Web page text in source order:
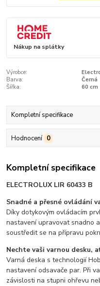
Nákup na splátky
Výrobce:
Barva:
Černá
Šířka:
60 cm
Kompletní specifikace
Hodnocení 0
Kompletní specifikace
ELECTROLUX LIR 60433 B
Snadné a přesné ovládání
Díky dotykovým ovládacím
nastavení upravovat snadno
soustředit se na přípravu
Nechte vaši varnou desku,
Varná deska s technologií
nastavení odsavače par. Při
závislosti na stupni ohřevu